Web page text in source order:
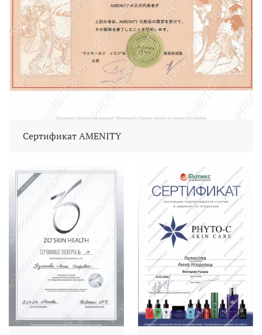
Сертификат AMENITY